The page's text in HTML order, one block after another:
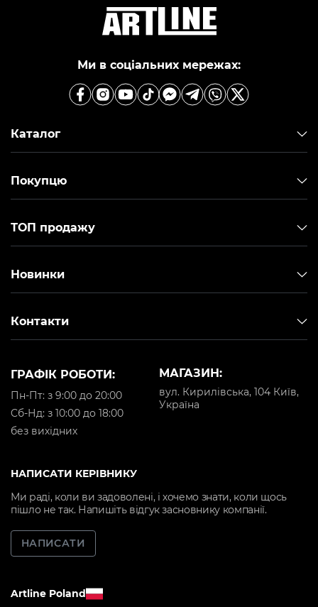
Ми в соціальних мережах:
Каталог
Покупцю
ТОП продажу
Новинки
Контакти
МАГАЗИН:
вул. Кирилівська, 104 Київ,
Україна
ГРАФІК РОБОТИ:
Пн-Пт: з 9:00 до 20:00
Cб-Нд: з 10:00 до 18:00
без вихідних
НАПИСАТИ КЕРІВНИКУ
Ми раді, коли ви задоволені, і хочемо знати, коли щось
пішло не так. Напишіть відгук засновнику компанії.
НАПИСАТИ
Artline Poland